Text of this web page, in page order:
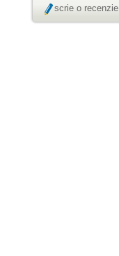
scrie o recenzie